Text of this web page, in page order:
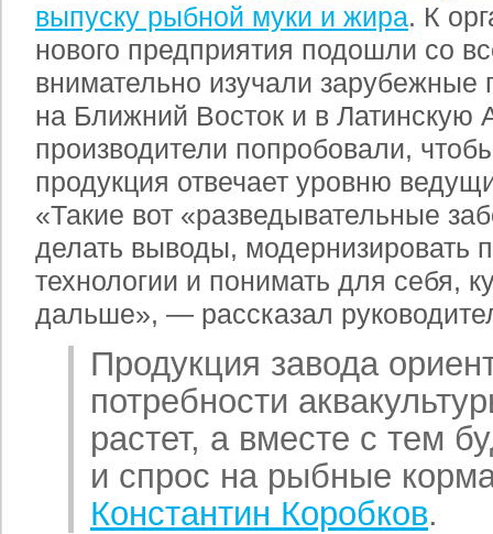
выпуску рыбной муки и жира. К
нового предприятия подошли со
внимательно изучали зарубежные
на Ближний Восток и в Латинскую
производители попробовали,
продукция отвечает уровню
«Такие вот «разведывательные
делать выводы, модернизировать
технологии и понимать для себя,
дальше», — рассказал
Продукция завода
потребности
растет, а вместе с тем
и спрос на рыбные
Константин Коробков.